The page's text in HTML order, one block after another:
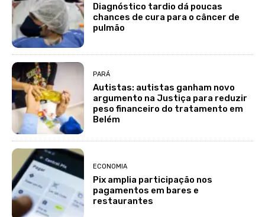
Diagnóstico tardio dá poucas
chances de cura para o câncer de
pulmão
PARÁ
Autistas: autistas ganham novo
argumento na Justiça para reduzir
peso financeiro do tratamento em
Belém
ECONOMIA
Pix amplia participação nos
pagamentos em bares e
restaurantes